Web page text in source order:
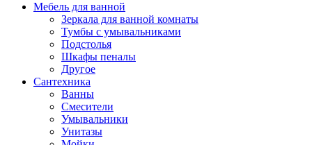
Мебель для ванной
Зеркала для ванной комнаты
Тумбы с умывальниками
Подстолья
Шкафы пеналы
Другое
Сантехника
Ванны
Смесители
Умывальники
Унитазы